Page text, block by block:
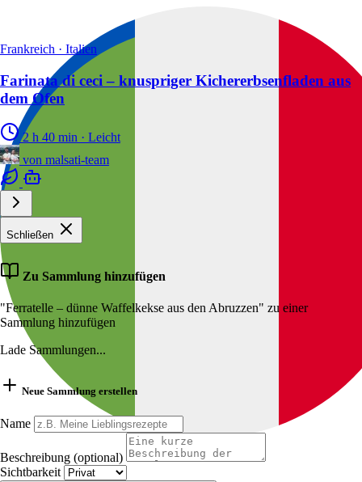
Frankreich · Italien
Farinata di ceci – knuspriger Kichererbsenfladen aus
dem Ofen
2 h 40 min · Leicht
von malsati-team
Schließen
Zu Sammlung hinzufügen
"Ferratelle – dünne Waffelkekse aus den Abruzzen" zu einer
Sammlung hinzufügen
Lade Sammlungen...
Neue Sammlung erstellen
Name
Beschreibung (optional)
Sichtbarkeit